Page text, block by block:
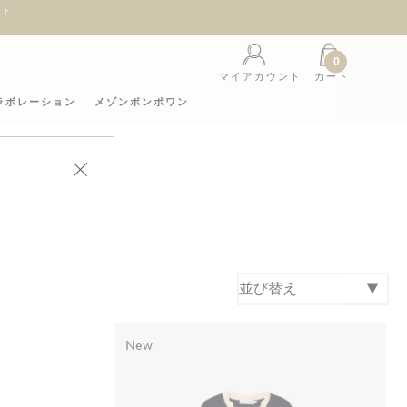
マイアカウント
0
カート
ボレーション メゾンボンポワン
New